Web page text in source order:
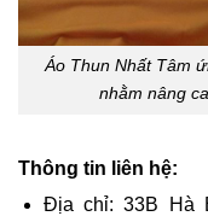
Áo Thun Nhất Tâm
nhằm nâng
Thông tin liên hệ:
Địa chỉ: 33B Hà